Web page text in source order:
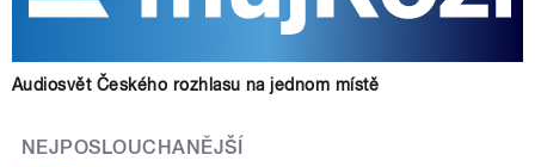
Audiosvět Českého rozhlasu na jednom místě
NEJPOSLOUCHANĚJŠÍ